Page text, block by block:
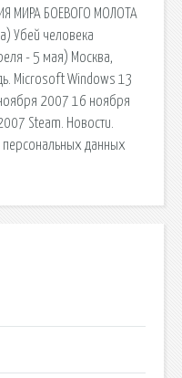
МИРА БОЕВОГО МОЛОТА
Убей человека
- 5 мая) Москва,
Microsoft Windows 13
2007 16 ноября
Steam. Новости.
данных